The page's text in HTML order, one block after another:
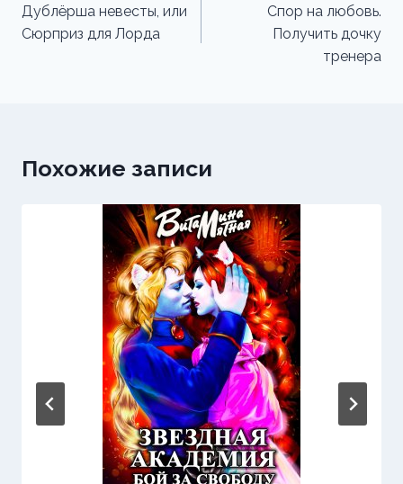
по
записям
Дублёрша невесты, или
Сюрприз для Лорда
Спор на любовь.
Получить дочку
тренера
Похожие записи